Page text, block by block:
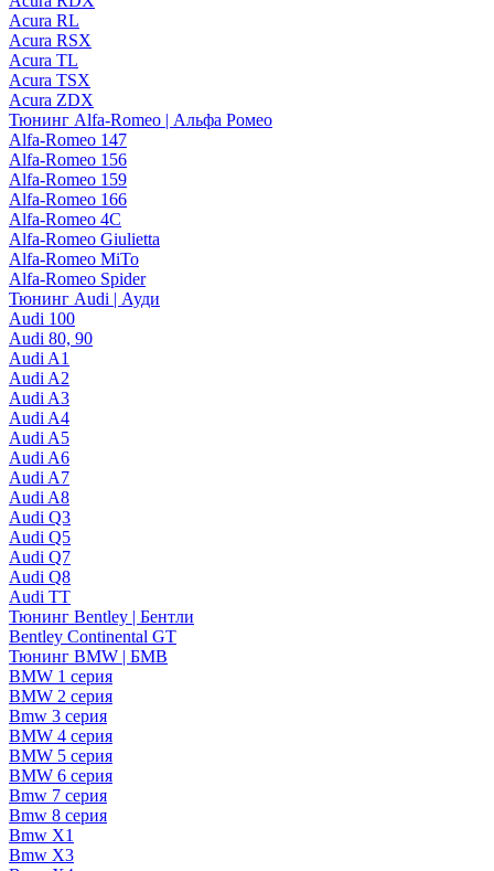
Acura RL
Acura RSX
Acura TL
Acura TSX
Acura ZDX
Тюнинг Alfa-Romeo | Альфа Ромео
Alfa-Romeo 147
Alfa-Romeo 156
Alfa-Romeo 159
Alfa-Romeo 166
Alfa-Romeo 4C
Alfa-Romeo Giulietta
Alfa-Romeo MiTo
Alfa-Romeo Spider
Тюнинг Audi | Ауди
Audi 100
Audi 80, 90
Audi A1
Audi A2
Audi A3
Audi A4
Audi A5
Audi A6
Audi A7
Audi A8
Audi Q3
Audi Q5
Audi Q7
Audi Q8
Audi TT
Тюнинг Bentley | Бентли
Bentley Continental GT
Тюнинг BMW | БМВ
BMW 1 серия
BMW 2 серия
Bmw 3 серия
BMW 4 серия
BMW 5 серия
BMW 6 серия
Bmw 7 серия
Bmw 8 серия
Bmw X1
Bmw X3